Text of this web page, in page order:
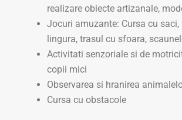
realizare obiecte artizanale,
Jocuri amuzante: Cursa cu
lingura, trasul cu sfoara,
Activitati senzoriale si de
copii mici
Observarea si hranirea
Cursa cu obstacole